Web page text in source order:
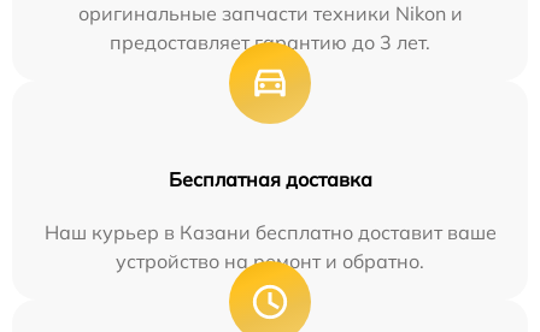
оригинальные запчасти техники Nikon и
предоставляет гарантию до 3 лет.
Бесплатная доставка
Наш курьер в Казани бесплатно доставит ваше
устройство на ремонт и обратно.